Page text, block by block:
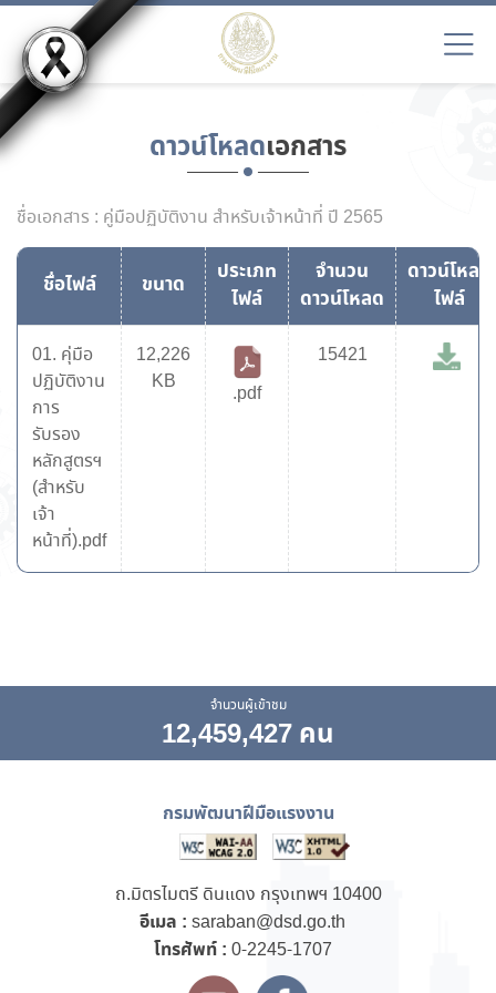
ดาวน์โหลดเอกสาร
ชื่อเอกสาร : คู่มือปฏิบัติงาน สำหรับเจ้าหน้าที่ ปี 2565
ชื่อไฟล์ ขนาด
ประเภท
ไฟล์
จำนวน
ดาวน์โหลด
ดาวน์โหลด
ไฟล์
01. คุ่มือ
ปฏิบัติงาน
การ
รับรอง
หลักสูตรฯ
(สำหรับ
เจ้า
หน้าที่).pdf
12,226
KB
.pdf
15421
จำนวนผู้เข้าชม
12,459,427 คน
กรมพัฒนาฝีมือแรงงาน
ถ.มิตรไมตรี ดินแดง กรุงเทพฯ 10400
อีเมล : saraban@dsd.go.th
โทรศัพท์ : 0-2245-1707